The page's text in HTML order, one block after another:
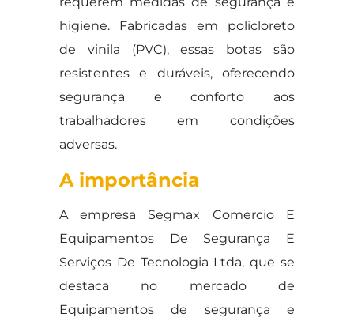
higiene. Fabricadas em policloreto
de vinila (PVC), essas botas são
resistentes e duráveis, oferecendo
segurança e conforto aos
trabalhadores em condições
adversas.
A importância
A empresa Segmax Comercio E
Equipamentos De Segurança E
Serviços De Tecnologia Ltda, que se
destaca no mercado de
Equipamentos de segurança e